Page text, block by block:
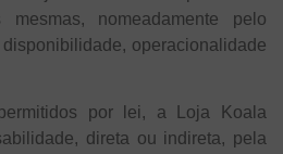
mesmas, nomeadamente pelo
operacionalidade
por lei, a Loja Koala
direta ou indireta, pela